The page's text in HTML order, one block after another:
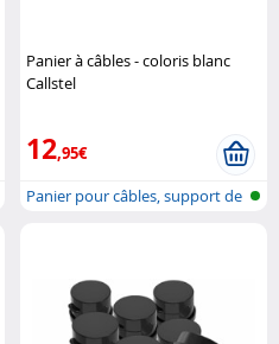
Panier à câbles - coloris blanc
Callstel
12,95€
Panier pour câbles, support de